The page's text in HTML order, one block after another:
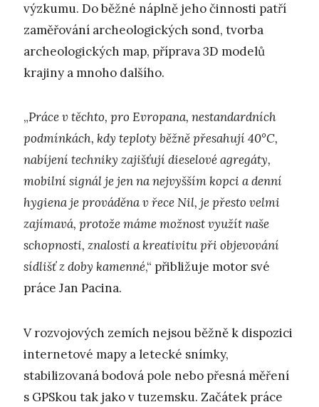
výzkumu. Do běžné náplně jeho činnosti patří
zaměřování archeologických sond, tvorba
archeologických map, příprava 3D modelů
krajiny a mnoho dalšího.
„Práce v těchto, pro Evropana, nestandardních
podmínkách, kdy teploty běžně přesahují 40°C,
nabíjení techniky zajišťují dieselové agregáty,
mobilní signál je jen na nejvyšším kopci a denní
hygiena je prováděna v řece Nil, je přesto velmi
zajímavá, protože máme možnost využít naše
schopnosti, znalosti a kreativitu při objevování
sídlišť z doby kamenné,“ přibližuje motor své
práce Jan Pacina.
V rozvojových zemích nejsou běžně k dispozici
internetové mapy a letecké snímky,
stabilizovaná bodová pole nebo přesná měření
s GPSkou tak jako v tuzemsku. Začátek práce